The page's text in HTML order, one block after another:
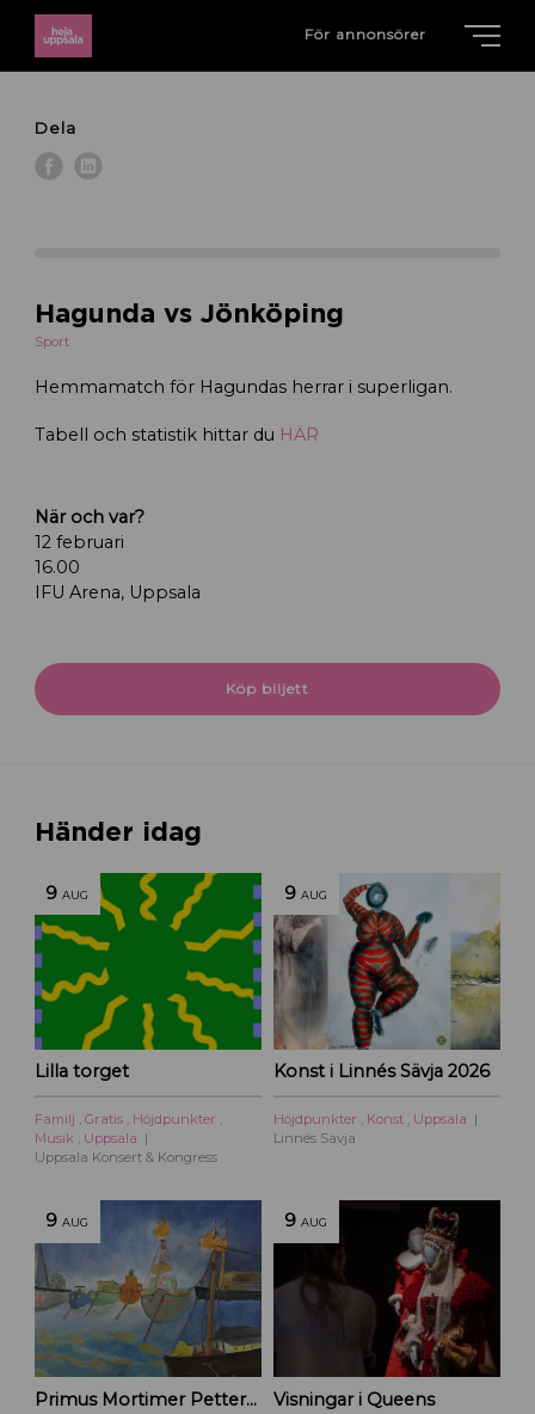
För annonsörer
Dela
Hagunda vs Jönköping
Sport
Hemmamatch för Hagundas herrar i superligan.
Tabell och statistik hittar du HÄR
När och var?
12 februari
16.00
IFU Arena, Uppsala
Köp biljett
Händer idag
9 AUG
Lilla torget
Familj Gratis Höjdpunkter
Musik
Uppsala
Uppsala Konsert & Kongress
9 AUG
Konst i Linnés Sävja 2026
Höjdpunkter Konst
Uppsala
Linnés Sävja
9 AUG
Primus Mortimer Pettersson
9 AUG
Visningar i Queens